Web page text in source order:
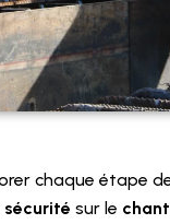
chaque étape
sécurité sur le